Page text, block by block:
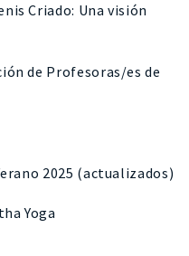
Criado: Una visión
de Profesoras/es de
2025 (actualizados)
Yoga